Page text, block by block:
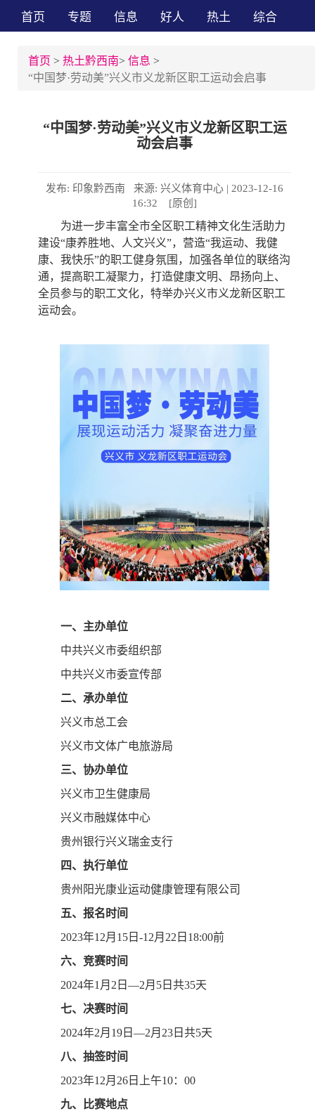
首页 专题 信息 好人 热土 综合
首页 > 热土黔西南> 信息 >
“中国梦·劳动美”兴义市义龙新区职工运动会启事
“中国梦·劳动美”兴义市义龙新区职工运
动会启事
发布: 印象黔西南 来源: 兴义体育中心 | 2023-12-16
16:32 [原创]
为进一步丰富全市全区职工精神文化生活助力
建设“康养胜地、人文兴义”，营造“我运动、我健
康、我快乐”的职工健身氛围，加强各单位的联络沟
通，提高职工凝聚力，打造健康文明、昂扬向上、
全员参与的职工文化，特举办兴义市义龙新区职工
运动会。
一、主办单位
中共兴义市委组织部
中共兴义市委宣传部
二、承办单位
兴义市总工会
兴义市文体广电旅游局
三、协办单位
兴义市卫生健康局
兴义市融媒体中心
贵州银行兴义瑞金支行
四、执行单位
贵州阳光康业运动健康管理有限公司
五、报名时间
2023年12月15日-12月22日18:00前
六、竞赛时间
2024年1月2日—2月5日共35天
七、决赛时间
2024年2月19日—2月23日共5天
八、抽签时间
2023年12月26日上午10：00
九、比赛地点